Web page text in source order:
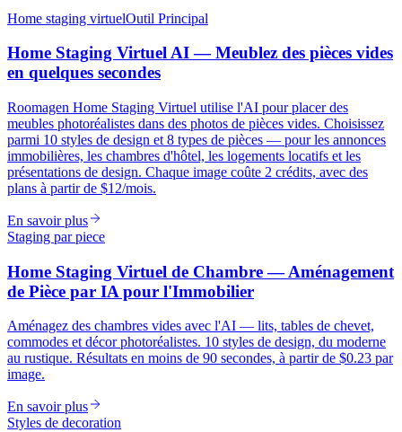
Home staging virtuelOutil Principal
Home Staging Virtuel AI — Meublez des pièces vides
en quelques secondes
Roomagen Home Staging Virtuel utilise l'AI pour placer des
meubles photoréalistes dans des photos de pièces vides. Choisissez
parmi 10 styles de design et 8 types de pièces — pour les annonces
immobilières, les chambres d'hôtel, les logements locatifs et les
présentations de design. Chaque image coûte 2 crédits, avec des
plans à partir de $12/mois.
En savoir plus
Staging par piece
Home Staging Virtuel de Chambre — Aménagement
de Pièce par IA pour l'Immobilier
Aménagez des chambres vides avec l'AI — lits, tables de chevet,
commodes et décor photoréalistes. 10 styles de design, du moderne
au rustique. Résultats en moins de 90 secondes, à partir de $0.23 par
image.
En savoir plus
Styles de decoration